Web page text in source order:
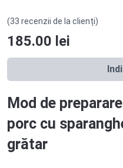
(33 recenzii de la clienți)
185.00 lei
Mod de
porc cu
grătar